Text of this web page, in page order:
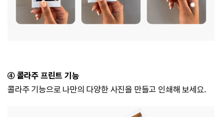
④ 콜라주 프린트 기능
콜라주 기능으로 나만의 다양한 사진을 만들고 인쇄해 보세요.